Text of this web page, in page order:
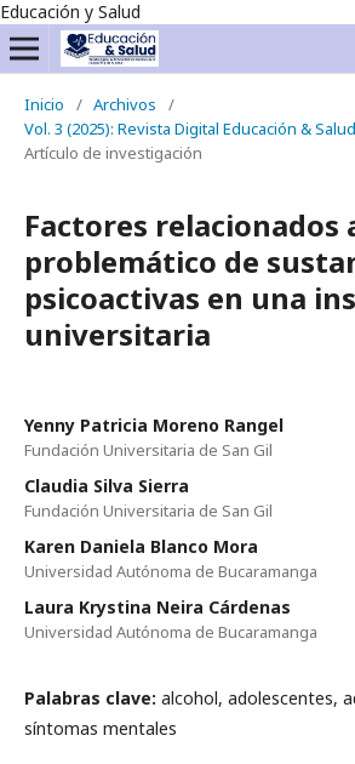
Educación y Salud
Inicio / Archivos
/
Vol. 3 (2025): Revista Digital Educación & Salud
Artículo de investigación
Factores relacionados
problemático de
psicoactivas en una
universitaria
Yenny Patricia Moreno Rangel
Fundación Universitaria de San Gil
Claudia Silva Sierra
Fundación Universitaria de San Gil
Karen Daniela Blanco Mora
Universidad Autónoma de Bucaramanga
Laura Krystina Neira Cárdenas
Universidad Autónoma de Bucaramanga
Palabras clave: alcohol, adolescentes,
síntomas mentales